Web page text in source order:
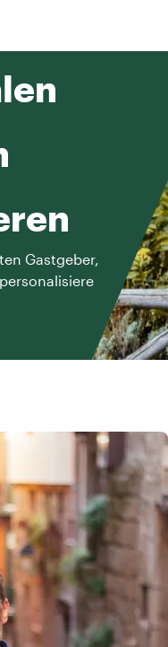
Gastgeber,